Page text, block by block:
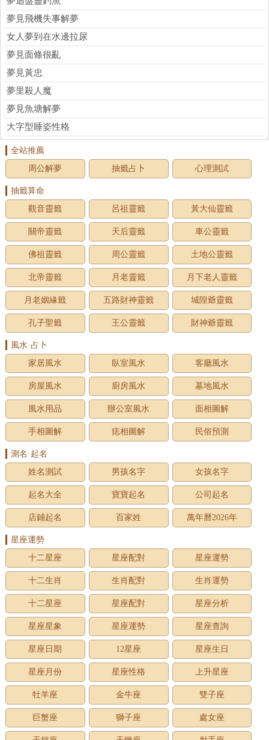
夢見飛機失事解夢
女人夢到在水邊拉尿
夢見面條很亂
夢見黃忠
夢里殺人魔
夢見魚塘解夢
大字型睡姿性格
全站推薦
周公解夢
抽籤占卜 心理測試
抽籤算命
觀音靈籤
呂祖靈籤 黃大仙靈籤
關帝靈籤 天后靈籤 車公靈籤
佛祖靈籤 周公靈籤 土地公靈籤
北帝靈籤 月老靈籤 月下老人靈籤
月老姻緣籤 五路財神靈籤 城隍爺靈籤
孔子聖籤 王公靈籤 財神爺靈籤
風水·占卜
家居風水
臥室風水 客廳風水
房屋風水 廚房風水 墓地風水
風水用品 辦公室風水 面相圖解
手相圖解 痣相圖解 民俗預測
測名·起名
姓名測試
男孩名字 女孩名字
起名大全 寶寶起名 公司起名
店鋪起名 百家姓 萬年曆2026年
星座運勢
十二星座
星座配對 星座運勢
十二生肖 生肖配對 生肖運勢
十二星座 星座配對 星座分析
星座星象 星座運勢 星座查詢
星座日期 12星座 星座生日
星座月份 星座性格 上升星座
牡羊座 金牛座 雙子座
巨蟹座 獅子座 處女座